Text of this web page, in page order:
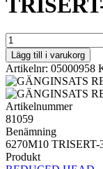
TRISERT-
3
REDUCED
HEAD
6270M10
TRISERT-
3
STÅL
mängd
Lägg till i varukorg
Artikelnr: 05000958
Artikelnummer
81059
Benämning
6270M10
Produkt